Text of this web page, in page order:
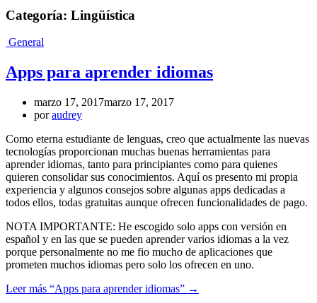
Categoría: Lingüística
General
Apps para aprender idiomas
marzo 17, 2017marzo 17, 2017
poraudrey
Como eterna estudiante de lenguas, creo que actualmente las nuevas
tecnologías proporcionan muchas buenas herramientas para
aprender idiomas, tanto para principiantes como para quienes
quieren consolidar sus conocimientos. Aquí os presento mi propia
experiencia y algunos consejos sobre algunas apps dedicadas a
todos ellos, todas gratuitas aunque ofrecen funcionalidades de pago.
NOTA IMPORTANTE: He escogido solo apps con versión en
español y en las que se pueden aprender varios idiomas a la vez
porque personalmente no me fio mucho de aplicaciones que
prometen muchos idiomas pero solo los ofrecen en uno.
Leer más “Apps para aprender idiomas” →